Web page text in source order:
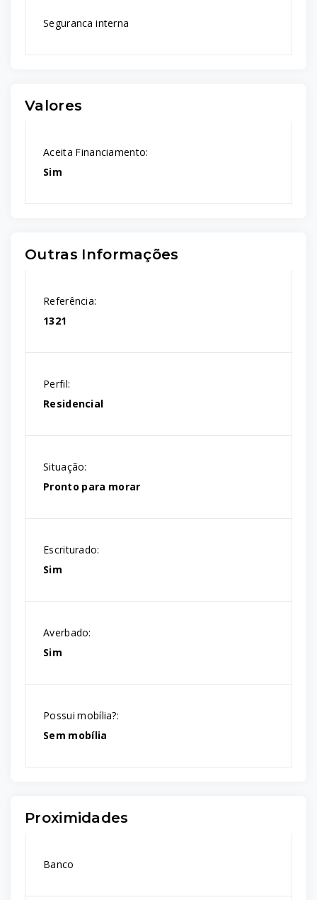
Seguranca interna
Valores
Aceita Financiamento:
Sim
Outras Informações
Referência:
1321
Perfil:
Residencial
Situação:
Pronto para morar
Escriturado:
Sim
Averbado:
Sim
Possui mobília?:
Sem mobília
Proximidades
Banco